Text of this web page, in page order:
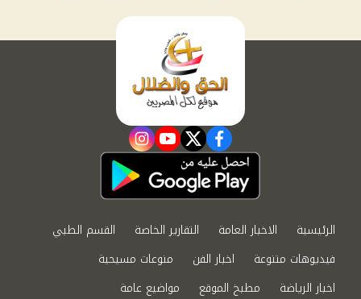
facebook
twitter
youtube
instagram
الرئيسية الاخبار العامة التقارير الخاصة
القسم الطبي
فيديوهات متنوعة
اخبار الفن
منوعات مسيحية
اخبار الرياضة
مطبخ الموقع مواضيع عامة